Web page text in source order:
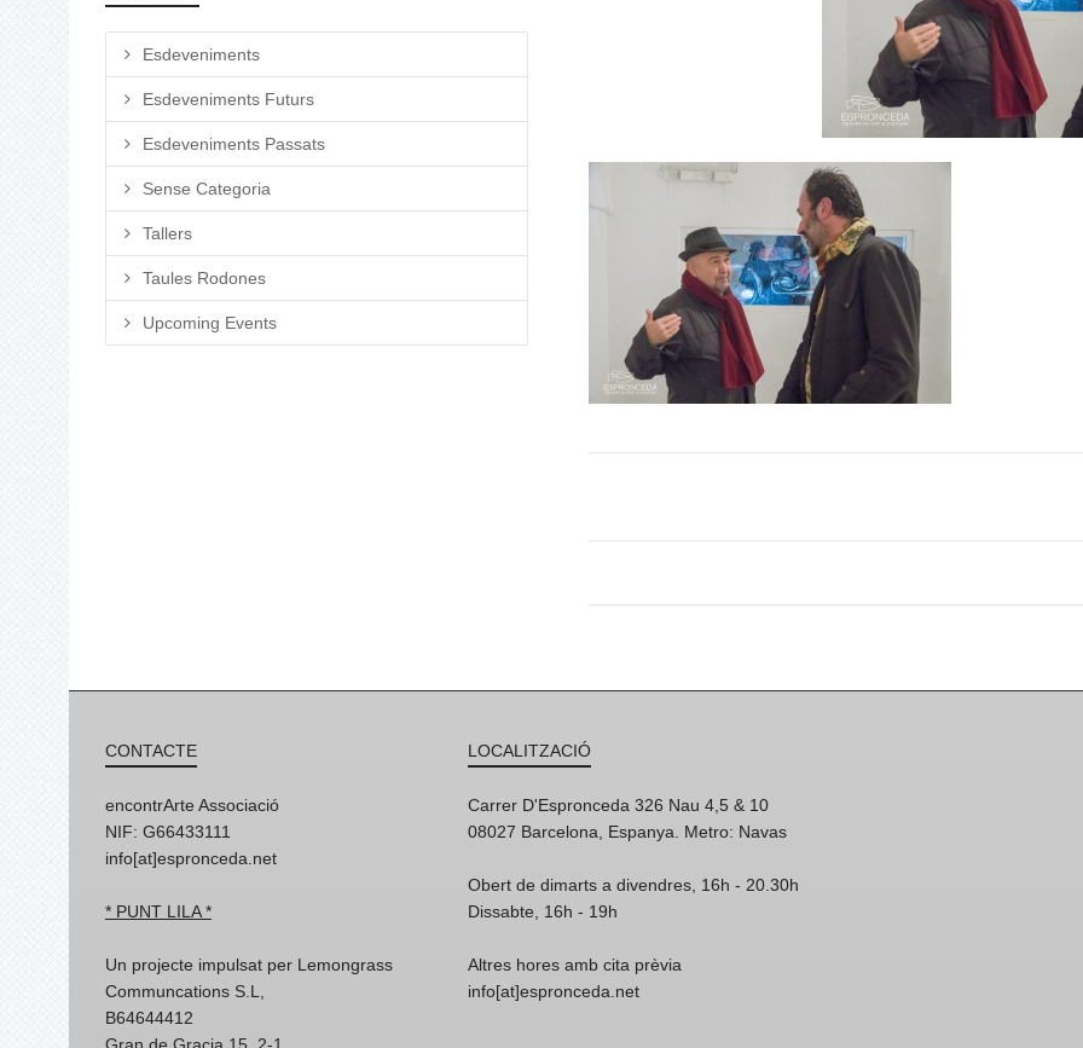
Esdeveniments
Esdeveniments Futurs
Esdeveniments Passats
Sense Categoria
Tallers
Taules Rodones
Upcoming Events
CONTACTE
encontrArte Associació
NIF: G66433111
info[at]espronceda.net
* PUNT LILA *
Un projecte impulsat per Lemongrass
Communcations S.L,
B64644412
Gran de Gracia 15, 2-1
LOCALITZACIÓ
Carrer D'Espronceda 326 Nau 4,5 & 10
08027 Barcelona, Espanya. Metro: Navas
Obert de dimarts a divendres, 16h - 20.30h
Dissabte, 16h - 19h
Altres hores amb cita prèvia
info[at]espronceda.net